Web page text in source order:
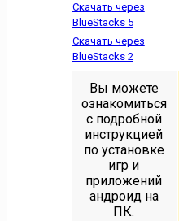
Скачать через
BlueStacks 5
Скачать через
BlueStacks 2
Вы можете
ознакомиться
с подробной
инструкцией
по установке
игр и
приложений
андроид на
ПК.